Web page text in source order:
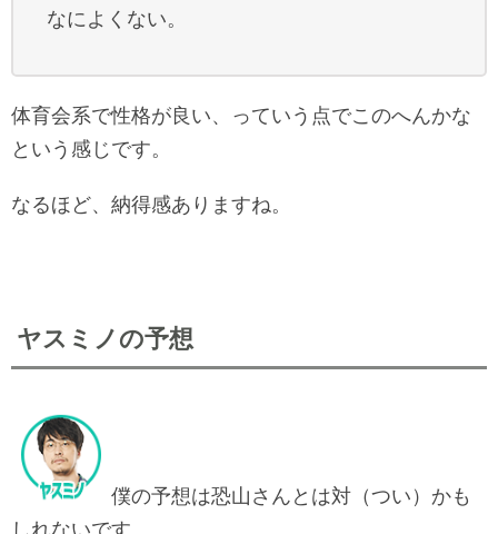
なによくない。
体育会系で性格が良い、っていう点でこのへんかな
という感じです。
なるほど、納得感ありますね。
ヤスミノの予想
僕の予想は恐山さんとは対（つい）かも
しれないです。